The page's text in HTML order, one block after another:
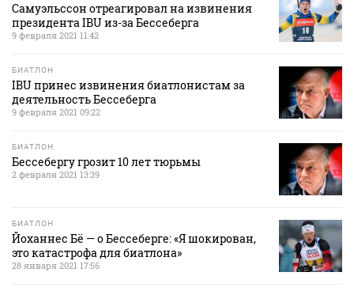
Самуэльссон отреагировал на извинения
президента IBU из-за Бессеберга
9 февраля 2021 11:42
БИАТЛОН
IBU принес извинения биатлонистам за
деятельность Бессеберга
9 февраля 2021 09:22
БИАТЛОН
Бессебергу грозит 10 лет тюрьмы
2 февраля 2021 13:39
БИАТЛОН
Йоханнес Бё — о Бессеберге: «Я шокирован,
это катастрофа для биатлона»
28 января 2021 17:56